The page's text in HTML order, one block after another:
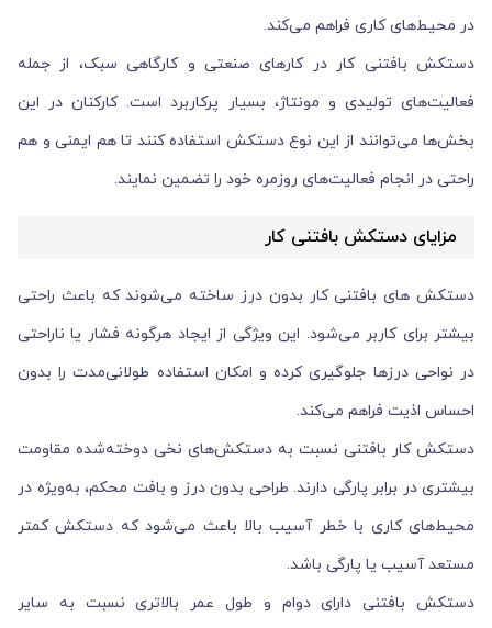
در محیط‌های کاری فراهم می‌کند.
دستکش بافتنی کار در کارهای صنعتی و کارگاهی سبک، از جمله
فعالیت‌های تولیدی و مونتاژ، بسیار پرکاربرد است. کارکنان در این
بخش‌ها می‌توانند از این نوع دستکش استفاده کنند تا هم ایمنی و هم
راحتی در انجام فعالیت‌های روزمره خود را تضمین نمایند.
مزایای دستکش بافتنی کار
دستکش‌ های بافتنی کار بدون درز ساخته می‌شوند که باعث راحتی
بیشتر برای کاربر می‌شود. این ویژگی از ایجاد هرگونه فشار یا ناراحتی
در نواحی درزها جلوگیری کرده و امکان استفاده طولانی‌مدت را بدون
احساس اذیت فراهم می‌کند.
دستکش کار بافتنی نسبت به دستکش‌های نخی دوخته‌شده مقاومت
بیشتری در برابر پارگی دارند. طراحی بدون درز و بافت محکم، به‌ویژه در
محیط‌های کاری با خطر آسیب بالا باعث می‌شود که دستکش کمتر
مستعد آسیب یا پارگی باشد.
دستکش بافتنی دارای دوام و طول عمر بالاتری نسبت به سایر